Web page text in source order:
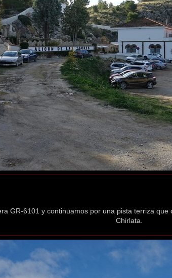
GR-6101 y continuamos por una pista terriza
Chirlata.